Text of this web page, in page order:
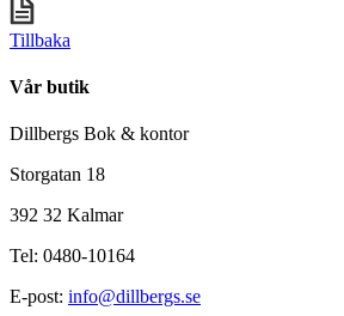
Tillbaka
Vår butik
Dillbergs Bok & kontor
Storgatan 18
392 32 Kalmar
Tel: 0480-10164
E-post: info@dillbergs.se